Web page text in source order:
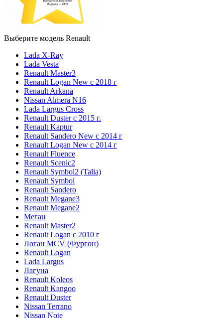
Выберите модель Renault
Lada X-Ray
Lada Vesta
Renault Master3
Renault Logan New с 2018 г
Renault Arkana
Nissan Almera N16
Lada Largus Cross
Renault Duster с 2015 г.
Renault Kaptur
Renault Sandero New с 2014 г
Renault Logan New с 2014 г
Renault Fluence
Renault Scenic2
Renault Symbol2 (Talia)
Renault Symbol
Renault Sandero
Renault Megane3
Renault Megane2
Меган
Renault Master2
Renault Logan c 2010 г
Логан МСV (Фургон)
Renault Logan
Lada Largus
Лагуна
Renault Koleos
Renault Kangoo
Renault Duster
Nissan Terrano
Nissan Note